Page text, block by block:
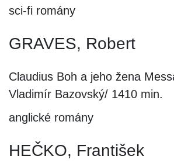
sci-fi romány
GRAVES, Robert
Claudius Boh a jeho žena
Vladimír Bazovský/ 1410 min.
anglické romány
HEČKO, František